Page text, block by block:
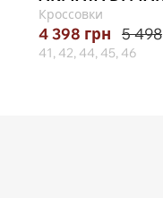
Кроссовки
4 398 грн 5 498
41, 42, 44, 45, 46